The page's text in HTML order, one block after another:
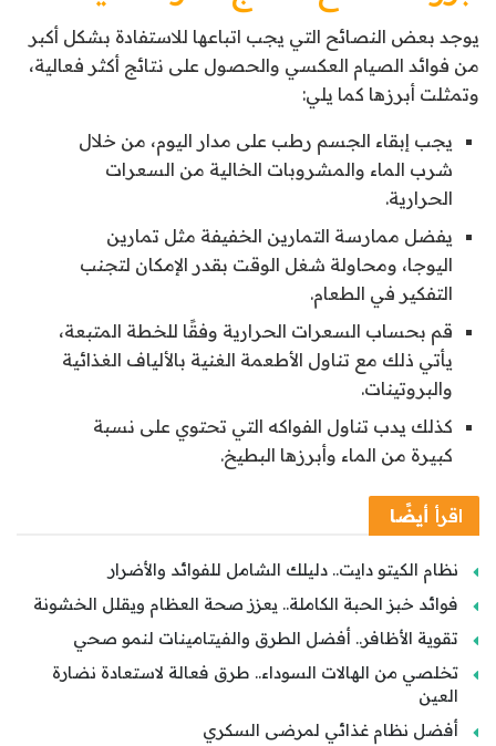
يوجد بعض النصائح التي يجب اتباعها للاستفادة بشكل أكبر
من فوائد الصيام العكسي والحصول على نتائج أكثر فعالية،
وتمثلت أبرزها كما يلي:
يجب إبقاء الجسم رطب على مدار اليوم، من خلال
شرب الماء والمشروبات الخالية من السعرات
الحرارية.
يفضل ممارسة التمارين الخفيفة مثل تمارين
اليوجا، ومحاولة شغل الوقت بقدر الإمكان لتجنب
التفكير في الطعام.
قم بحساب السعرات الحرارية وفقًا للخطة المتبعة،
يأتي ذلك مع تناول الأطعمة الغنية بالألياف الغذائية
والبروتينات.
كذلك يدب تناول الفواكه التي تحتوي على نسبة
كبيرة من الماء وأبرزها البطيخ.
اقرأ أيضًا
نظام الكيتو دايت.. دليلك الشامل للفوائد والأضرار
فوائد خبز الحبة الكاملة.. يعزز صحة العظام ويقلل الخشونة
تقوية الأظافر.. أفضل الطرق والفيتامينات لنمو صحي
تخلصي من الهالات السوداء.. طرق فعالة لاستعادة نضارة
العين
أفضل نظام غذائي لمرضى السكري